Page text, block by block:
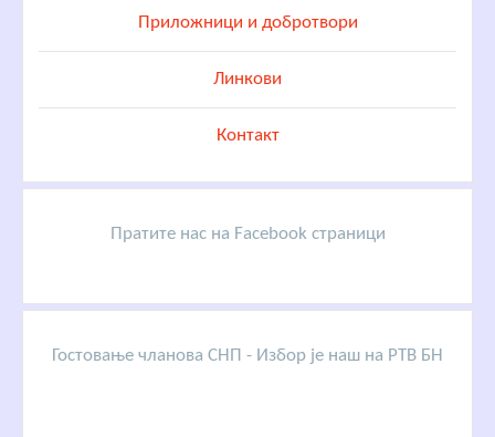
Приложници и добротвори
Линкови
Контакт
Пратите нас на Facebook страници
Гостовање чланова СНП - Избор је наш на РТВ БН